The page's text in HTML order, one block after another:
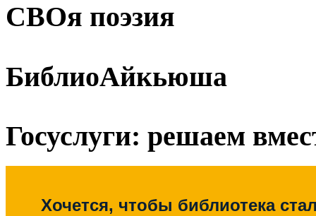
СВОя поэзия
БиблиоАйкьюша
Госуслуги: решаем
Хочется, чтобы библиотека